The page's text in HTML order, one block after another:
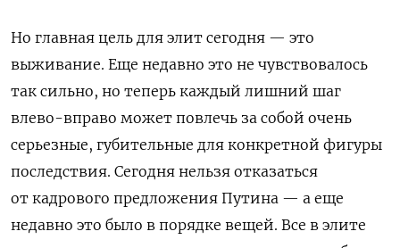
Но главная цель для элит сегодня — это
выживание. Еще недавно это не чувствовалось
так сильно, но теперь каждый лишний шаг
влево-вправо может повлечь за собой очень
серьезные, губительные для конкретной фигуры
последствия. Сегодня нельзя отказаться
от кадрового предложения Путина — а еще
недавно это было в порядке вещей. Все в элите